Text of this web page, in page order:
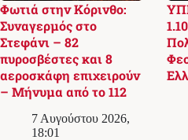
Φωτιά στην Κόρινθο:
Συναγερμός στο
Στεφάνι – 82
πυροσβέστες και 8
αεροσκάφη επιχειρούν
– Μήνυμα από το 112
7 Αυγούστου 2026,
18:01